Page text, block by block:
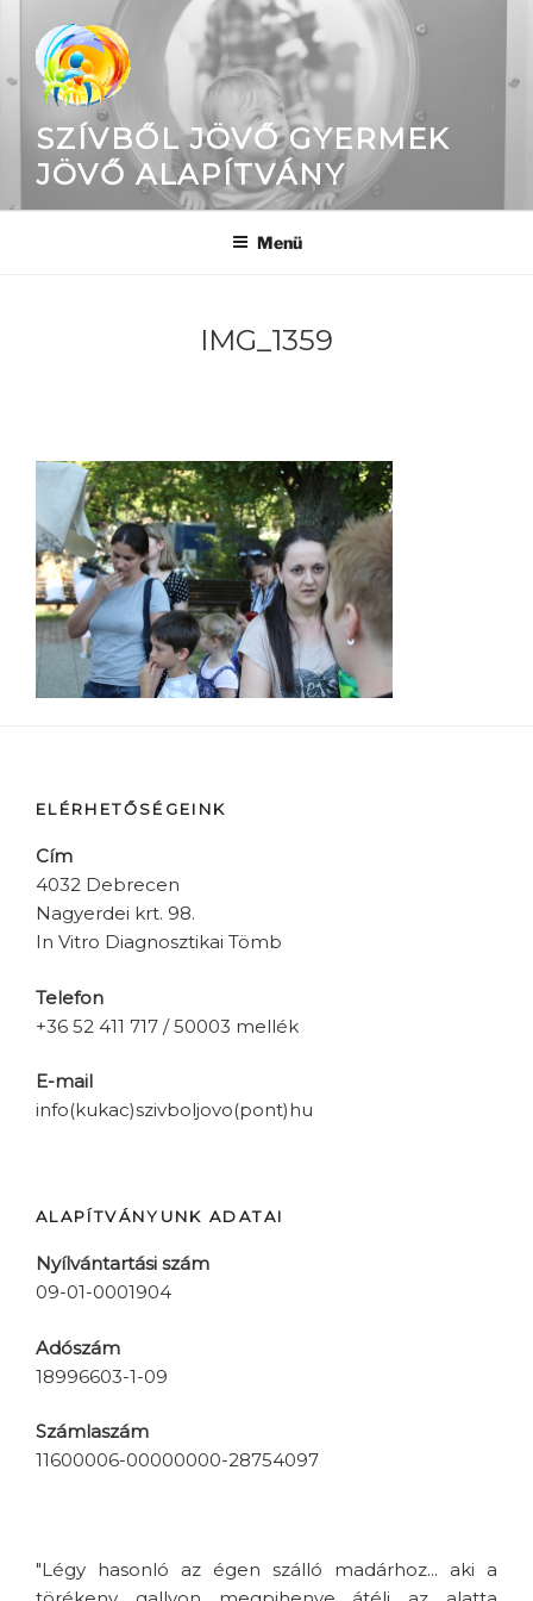
SZÍVBŐL JÖVŐ GYERMEK
JÖVŐ ALAPÍTVÁNY
Menü
IMG_1359
ELÉRHETŐSÉGEINK
Cím
4032 Debrecen
Nagyerdei krt. 98.
In Vitro Diagnosztikai Tömb
Telefon
+36 52 411 717 / 50003 mellék
E-mail
info(kukac)szivboljovo(pont)hu
ALAPÍTVÁNYUNK ADATAI
Nyílvántartási szám
09-01-0001904
Adószám
18996603-1-09
Számlaszám
11600006-00000000-28754097
"Légy hasonló az égen szálló madárhoz... aki a